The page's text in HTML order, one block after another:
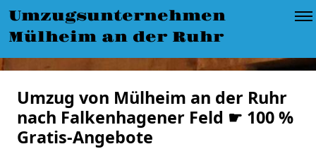
Umzugsunternehmen
Mülheim an der Ruhr
Umzug von Mülheim an der Ruhr
nach Falkenhagener Feld ☛ 100 %
Gratis-Angebote